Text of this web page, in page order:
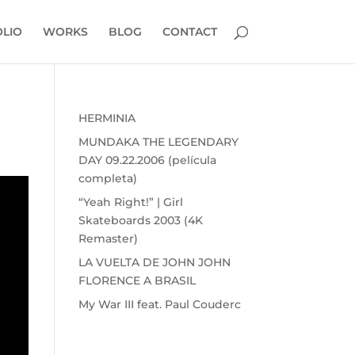
WORKS BLOG CONTACT
HERMINIA
MUNDAKA THE LEGENDARY
DAY 09.22.2006 (película
completa)
“Yeah Right!” | Girl
Skateboards 2003 (4K
Remaster)
LA VUELTA DE JOHN JOHN
FLORENCE A BRASIL
My War III feat. Paul Couderc